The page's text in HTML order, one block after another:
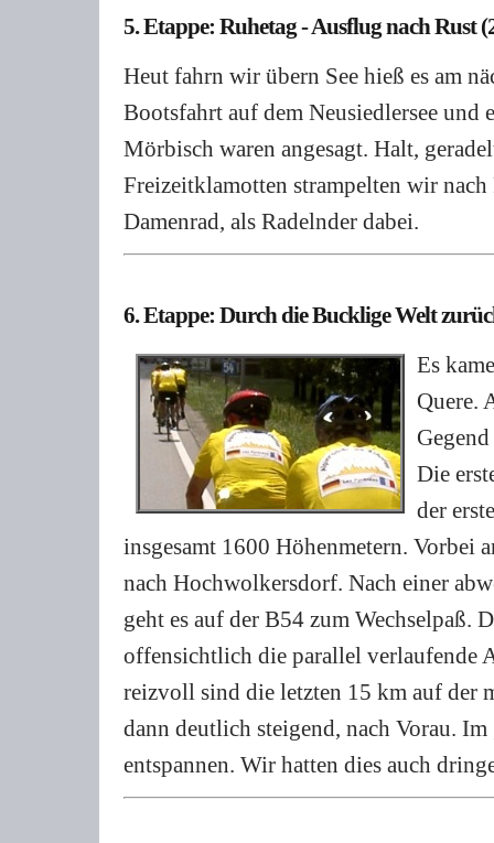
5. Etappe: Ruhetag - Ausflug nach Rust
Heut fahrn wir übern See hieß es am
Bootsfahrt auf dem Neusiedlersee und
Mörbisch waren angesagt. Halt,
Freizeitklamotten strampelten wir
Damenrad, als Radelnder dabei.
6. Etappe: Durch die Bucklige Welt
Es
Quere.
Die
der
insgesamt 1600 Höhenmetern. Vorbei
nach Hochwolkersdorf. Nach einer
geht es auf der B54 zum Wechselpaß.
offensichtlich die parallel verlaufende
reizvoll sind die letzten 15 km auf der
dann deutlich steigend, nach Vorau. Im
entspannen. Wir hatten dies auch